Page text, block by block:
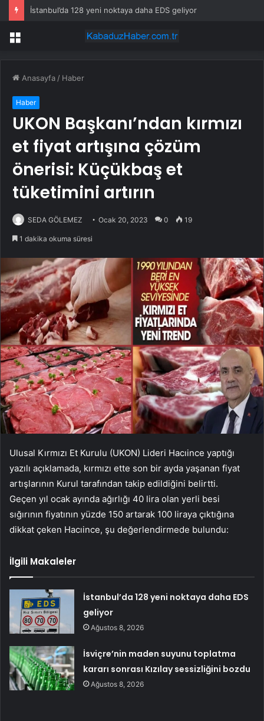
İstanbul’da 128 yeni noktaya daha EDS geliyor
Menü
Anasayfa / Haber
Haber
UKON Başkanı’ndan kırmızı
et fiyat artışına çözüm
önerisi: Küçükbaş et
tüketimini artırın
SEDA GÖLEMEZ Ocak 20, 2023 0 19
1 dakika okuma süresi
Ulusal Kırmızı Et Kurulu (UKON) Lideri Hacıince yaptığı
yazılı açıklamada, kırmızı ette son bir ayda yaşanan fiyat
artışlarının Kurul tarafından takip edildiğini belirtti.
Geçen yıl ocak ayında ağırlığı 40 lira olan yerli besi
sığırının fiyatının yüzde 150 artarak 100 liraya çıktığına
dikkat çeken Hacıince, şu değerlendirmede bulundu:
İlgili Makaleler
İstanbul’da 128 yeni noktaya daha EDS
geliyor
Ağustos 8, 2026
İsviçre’nin maden suyunu toplatma
kararı sonrası Kızılay sessizliğini bozdu
Ağustos 8, 2026